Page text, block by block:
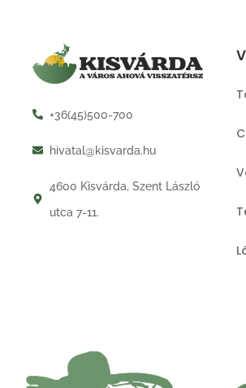
+36(45)500-700
hivatal@kisvarda.hu
4600 Kisvárda, Szent László
utca 7-11.